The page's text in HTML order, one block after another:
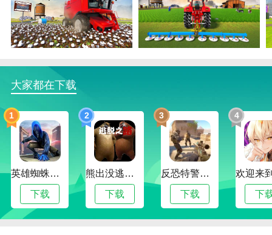
2。多样化的农业任务，包括犁地、播种、喷洒农药、
收割等。，让玩家充分感受农业生产的方方面面；
3。可以选择多种拖拉机和农业装备，满足不同任务和
4。打开世界农场，让玩家自由探索和操作，打造独特
游戏内容
1。游戏提供了任务模式和自由模式，玩家可以根据任
务选择完成目标或者自由操作农场；
2。参加各种农业赛事和比赛，与其他玩家展开拖拉机
驾驶决斗，展示你的农场技能；
3。游戏支持多人在线模式，可以和好友建立农场，共
大家都在下载
1
英雄蜘蛛侠绳索格斗城市模拟器
下载
2
熊出没逃脱之路
下载
3
反恐特警行动
下载
4
下